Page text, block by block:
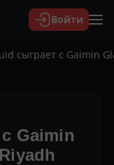
Войти
сыграет с Gaimin
Gaimin